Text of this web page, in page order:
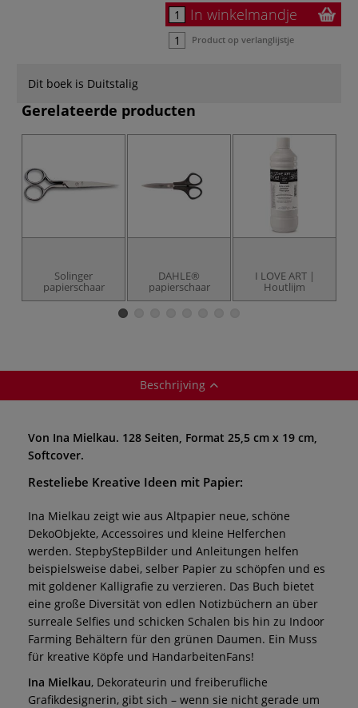
In winkelmandje
Product op verlanglijstje
Dit boek is Duitstalig
Gerelateerde producten
Solinger
papierschaar
DAHLE®
papierschaar
I LOVE ART |
Houtlijm
Beschrijving
Von Ina Mielkau. 128 Seiten, Format 25,5 cm x 19 cm,
Softcover.
Resteliebe Kreative Ideen mit Papier:
Ina Mielkau zeigt wie aus Altpapier neue, schöne
DekoObjekte, Accessoires und kleine Helferchen
werden. StepbyStepBilder und Anleitungen helfen
beispielsweise dabei, selber Papier zu schöpfen und es
mit goldener Kalligrafie zu verzieren. Das Buch bietet
eine große Diversität von edlen Notizbüchern an über
surreale Selfies und schicken Schalen bis hin zu Indoor
Farming Behältern für den grünen Daumen. Ein Muss
für kreative Köpfe und HandarbeitenFans!
Ina Mielkau, Dekorateurin und freiberufliche
Grafikdesignerin, gibt sich – wenn sie nicht gerade um